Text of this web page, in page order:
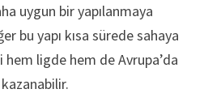
uygun bir yapılanmaya
bu yapı kısa sürede sahaya
ligde hem de Avrupa’da